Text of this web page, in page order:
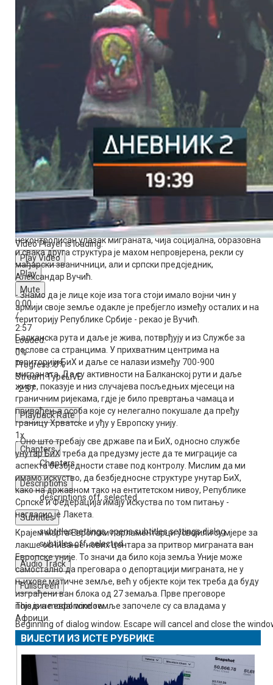
Video Player is loading.
Play Video
Play
Mute
0:00
/
2:57
Loaded:
0%
Progress: 0%
Stream TypeLIVE
-2:57
Playback Rate
1x
Chapters
Chapters
Descriptions
descriptions off, selected
Subtitles
subtitles settings, opens subtitles settings dialog
subtitles off, selected
Audio Track
Fullscreen
This is a modal window.
Beginning of dialog window. Escape will cancel and close the
Text
Color Transparency
Не желимо имиграције, поновио је Орбан и током посјете
америчког потпредсједника Џеј Ди Венса Будимпшети.
- Прогресивне идеологије држе Европску унију, првобитно
организовану на хришћанским темељима, у ропству. Брисел
жели да од родне идеологије, "вок" лудила и миграција
направи организациону снагу Европе - нагласио је Орбан.
Спријечено уништавање гасовода на граници Србије и
Мађарске, само је један од показатеља колико је опасан
неконтролисан улазак миграната, чија социјална, образовна
и свака друга структура је махом непровјерена, рекли су
мађарски званичници, али и српски предсједник,
Александар Вучић.
- Знамо да је лице које иза тога стоји имало војни чин у
армији своје земље одакле је пребјегло између осталих и на
територију Републике Србије - рекао је Вучић.
Балканска рута и даље је жива, потврђују и из Службе за
послове са странцима. У прихватним центрима на
територији БиХ и даље се налази између 700-900
миграната. Да су активности на Балканској рути и даље
живе, показује и низ случајева посљедњих мјесеци на
граничним ријекама, гдје је било превртања чамаца и
привођења особа које су нелегално покушале да пређу
границу Хрватске и уђу у Европску унију.
- Оно што требају све државе па и БиХ, односно службе
унутар БиХ треба да предузму јесте да те миграције са
аспекта безбједности ставе под контролу. Мислим да ми
имамо искуство, да безбједносне структуре унутар БиХ,
како на државном тако на ентитетском нивоу, Републике
Српске и Федерација имају искуства по том питању -
нагласио је Лакета.
Крајем марта Европски парламентарци усвојили су мјере за
лакше оснивање нових центара за притвор миграната ван
Европске уније. То значи да било која земља Уније може
самостално да преговара о депортацији миграната, не у
њихове матичне земље, већ у објекте који тек треба да буду
изграђени ван блока од 27 земаља. Прве преговоре
поједине европске земље започеле су са владама у
Африци.
ВИЈЕСТИ ИЗ ИСТЕ РУБРИКЕ